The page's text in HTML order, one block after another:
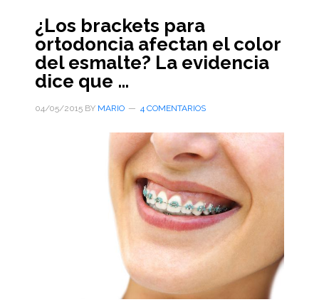
¿Los brackets para
ortodoncia afectan el color
del esmalte? La evidencia
dice que …
04/05/2015BY MARIO 4 COMENTARIOS